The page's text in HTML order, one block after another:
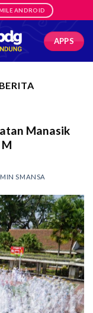
ANDROID
APPS
BERITA
Manasik
SMANSA